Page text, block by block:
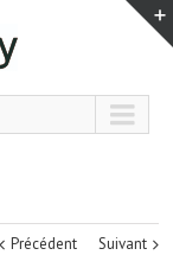
Précédent Suivant